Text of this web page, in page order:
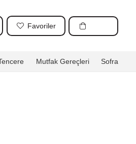
Favoriler
Mutfak Gereçleri Sofra